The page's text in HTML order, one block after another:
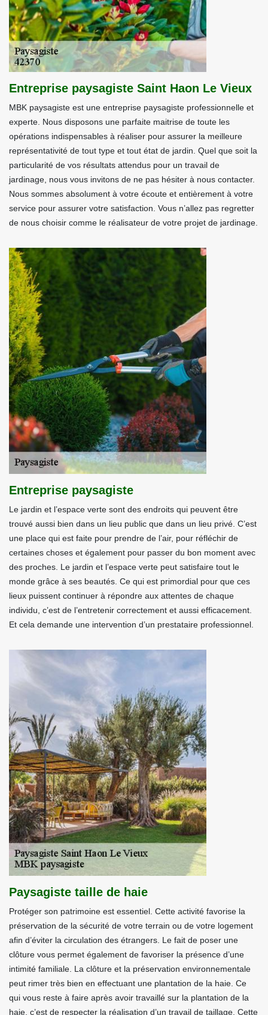
Entreprise paysagiste Saint Haon Le Vieux
MBK paysagiste est une entreprise paysagiste professionnelle et
experte. Nous disposons une parfaite maitrise de toute les
opérations indispensables à réaliser pour assurer la meilleure
représentativité de tout type et tout état de jardin. Quel que soit la
particularité de vos résultats attendus pour un travail de
jardinage, nous vous invitons de ne pas hésiter à nous contacter.
Nous sommes absolument à votre écoute et entièrement à votre
service pour assurer votre satisfaction. Vous n’allez pas regretter
de nous choisir comme le réalisateur de votre projet de jardinage.
Entreprise paysagiste
Le jardin et l’espace verte sont des endroits qui peuvent être
trouvé aussi bien dans un lieu public que dans un lieu privé. C’est
une place qui est faite pour prendre de l’air, pour réfléchir de
certaines choses et également pour passer du bon moment avec
des proches. Le jardin et l’espace verte peut satisfaire tout le
monde grâce à ses beautés. Ce qui est primordial pour que ces
lieux puissent continuer à répondre aux attentes de chaque
individu, c’est de l’entretenir correctement et aussi efficacement.
Et cela demande une intervention d’un prestataire professionnel.
Paysagiste taille de haie
Protéger son patrimoine est essentiel. Cette activité favorise la
préservation de la sécurité de votre terrain ou de votre logement
afin d’éviter la circulation des étrangers. Le fait de poser une
clôture vous permet également de favoriser la présence d’une
intimité familiale. La clôture et la préservation environnementale
peut rimer très bien en effectuant une plantation de la haie. Ce
qui vous reste à faire après avoir travaillé sur la plantation de la
haie, c’est de respecter la réalisation d’un travail de taillage. Cette